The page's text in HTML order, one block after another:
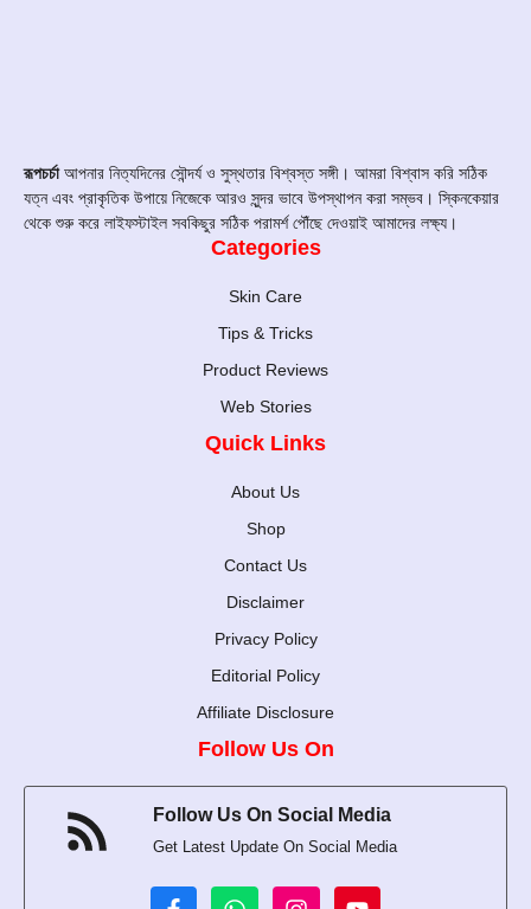
রূপচর্চাআপনার নিত্যদিনের সৌন্দর্য ও সুস্থতার বিশ্বস্ত সঙ্গী। আমরা বিশ্বাস করি সঠিক
যত্ন এবং প্রাকৃতিক উপায়ে নিজেকে আরও সুন্দর ভাবে উপস্থাপন করা সম্ভব। স্কিনকেয়ার
থেকে শুরু করে লাইফস্টাইল সবকিছুর সঠিক পরামর্শ পৌঁছে দেওয়াই আমাদের লক্ষ্য।
Categories
Skin Care
Tips & Tricks
Product Reviews
Web Stories
Quick Links
About Us
Shop
Contact Us
Disclaimer
Privacy Policy
Editorial Policy
Affiliate Disclosure
Follow Us On
Follow Us On Social Media
Get Latest Update On Social Media